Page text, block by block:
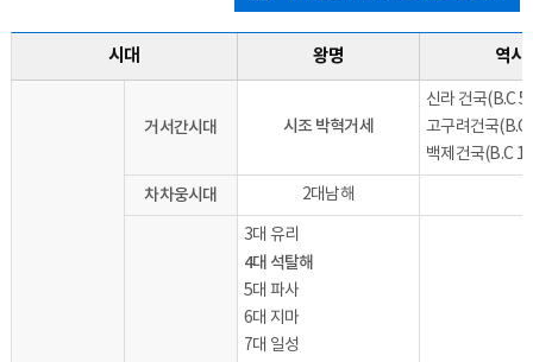
시대 왕명 역사
거서간시대 시조 박혁거세
신라 건국(B.C
고구려건국(B.C
백제건국(B.C
차차웅시대 2대남해
3대 유리
4대 석탈해
5대 파사
6대 지마
7대 일성